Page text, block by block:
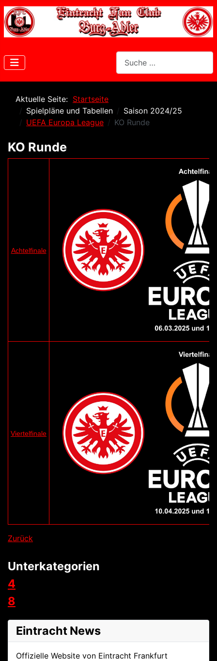
Aktuelle Seite: Startseite
Spielpläne und Tabellen
Saison 2024/25
UEFA Europa League
KO Runde
KO Runde
Achtelfinale
Viertelfinale
Zurück
Unterkategorien
4
8
Eintracht News
Offizielle Website von Eintracht Frankfurt